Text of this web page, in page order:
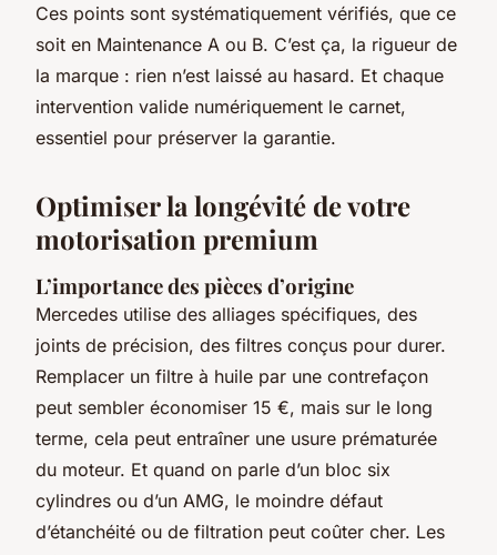
Ces points sont systématiquement vérifiés, que ce
soit en Maintenance A ou B. C’est ça, la rigueur de
la marque : rien n’est laissé au hasard. Et chaque
intervention valide numériquement le carnet,
essentiel pour préserver la garantie.
Optimiser la longévité de votre
motorisation premium
L’importance des pièces d’origine
Mercedes utilise des alliages spécifiques, des
joints de précision, des filtres conçus pour durer.
Remplacer un filtre à huile par une contrefaçon
peut sembler économiser 15 €, mais sur le long
terme, cela peut entraîner une usure prématurée
du moteur. Et quand on parle d’un bloc six
cylindres ou d’un AMG, le moindre défaut
d’étanchéité ou de filtration peut coûter cher. Les